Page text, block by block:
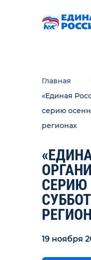
Главная
«Единая
серию
регионах
СЕРИЮ
19 ноября